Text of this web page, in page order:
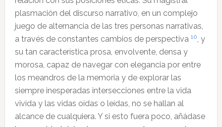
plasmación del discurso narrativo, en un complejo
juego de alternancia de las tres personas narrativas,
a través de constantes cambios de perspectiva 10, y
su tan característica prosa, envolvente, densa y
morosa, capaz de navegar con elegancia por entre
los meandros de la memoria y de explorar las
siempre inesperadas intersecciones entre la vida
vivida y las vidas oídas o leídas, no se hallan al
alcance de cualquiera. Y si esto fuera poco, añádase